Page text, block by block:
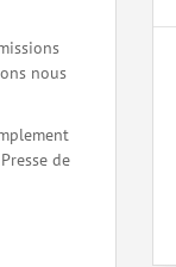
nous
de